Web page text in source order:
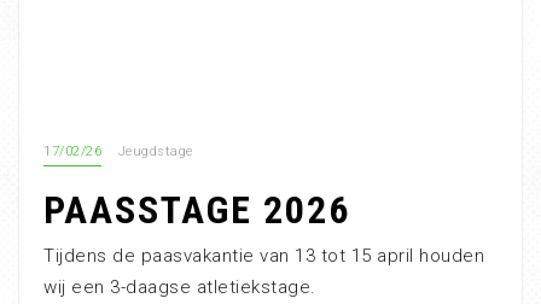
17/02/26 Jeugdstage
PAASSTAGE 2026
Tijdens de paasvakantie van 13 tot 15 april houden
wij een 3-daagse atletiekstage.